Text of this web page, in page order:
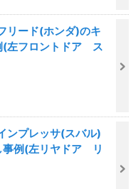
リード(ホンダ)のキ
(左フロントドア ス
ンプレッサ(スバル)
事例(左リヤドア リ